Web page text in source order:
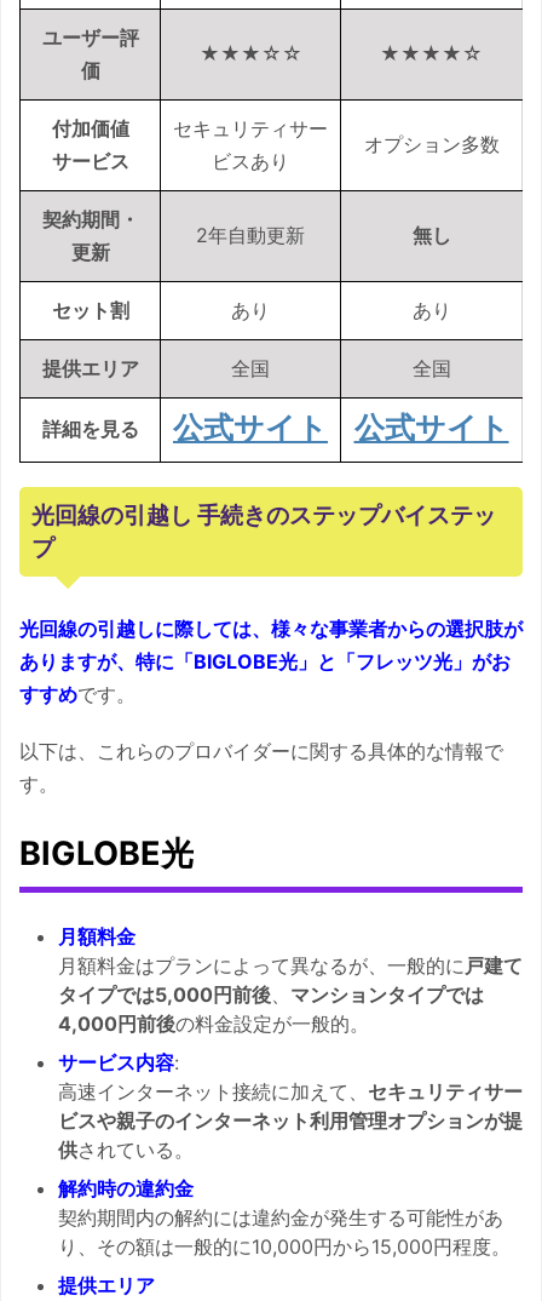
ユーザー評
価
★★★☆☆ ★★★★☆
付加価値
サービス
セキュリティサー
ビスあり
オプション多数
契約期間・
更新
2年自動更新 無し
セット割 あり あり
提供エリア 全国 全国
詳細を見る 公式サイト 公式サイト
光回線の引越し 手続きのステップバイステッ
プ
光回線の引越しに際しては、様々な事業者からの選択肢が
ありますが、特に「BIGLOBE光」と「フレッツ光」がお
すすめです。
以下は、これらのプロバイダーに関する具体的な情報で
す。
BIGLOBE光
月額料金
月額料金はプランによって異なるが、一般的に戸建て
タイプでは5,000円前後、 マンションタイプでは
4,000円前後の料金設定が一般的。
サービス内容:
高速インターネット接続に加えて、 セキュリティサー
ビスや親子のインターネット利用管理オプションが提
供されている。
解約時の違約金
契約期間内の解約には違約金が発生する可能性があ
り、その額は一般的に10,000円から15,000円程度。
提供エリア